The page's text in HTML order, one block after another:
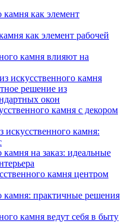
как элемент
как элемент рабочей
камня влияют на
искусственного камня
решение из
окон
камня с декором
камня:
на заказ: идеальные
камня центром
камня: практичные решения
камня ведут себя в быту